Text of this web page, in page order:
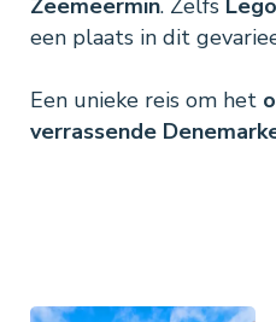
Zeemeermin. Zelfs
een plaats in dit
Een unieke reis om het
verrassende